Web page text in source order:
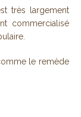
très largement
commercialisé
le remède